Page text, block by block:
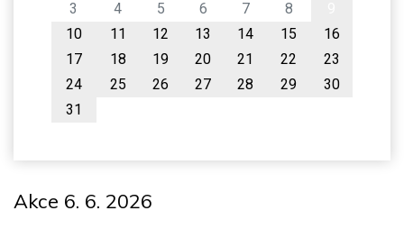
3 4 5 6 7 8
10
11 12 13 14 15
16
17
18 19 20 21 22
23
24
25 26 27 28 29
30
31
Akce 6. 6. 2026